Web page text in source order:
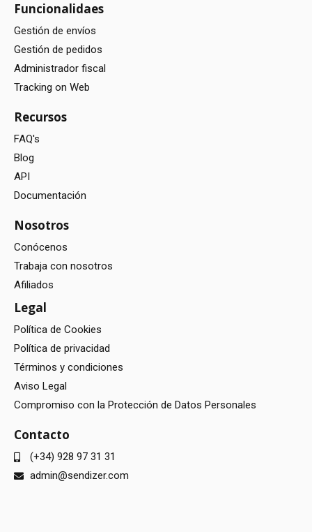
Funcionalidaes
Gestión de envíos
Gestión de pedidos
Administrador fiscal
Tracking on Web
Recursos
FAQ's
Blog
API
Documentación
Nosotros
Conócenos
Trabaja con nosotros
Afiliados
Legal
Política de Cookies
Política de privacidad
Términos y condiciones
Aviso Legal
Compromiso con la Protección de Datos Personales
Contacto
(+34) 928 97 31 31
admin@sendizer.com